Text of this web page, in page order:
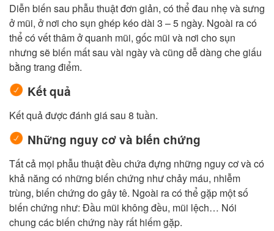
Diễn biến sau phẫu thuật đơn giản, có thể đau nhẹ và sưng
ở mũi, ở nơi cho sụn ghép kéo dài 3 – 5 ngày. Ngoài ra có
thể có vết thâm ở quanh mũi, gốc mũi và nơi cho sụn
nhưng sẽ biến mất sau vài ngày và cũng dễ dàng che giấu
bằng trang điểm.
Kết quả
Kết quả được đánh giá sau 8 tuần.
Những nguy cơ và biến chứng
Tất cả mọi phẫu thuật đều chứa đựng những nguy cơ và có
khả năng có những biến chứng như chảy máu, nhiễm
trùng, biến chứng do gây tê. Ngoài ra có thể gặp một số
biến chứng như: Đầu mũi không đều, mũi lệch… Nói
chung các biến chứng này rất hiếm gặp.